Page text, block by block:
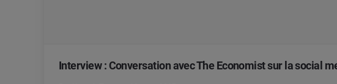
Interview : Conversation avec The Economist sur la social